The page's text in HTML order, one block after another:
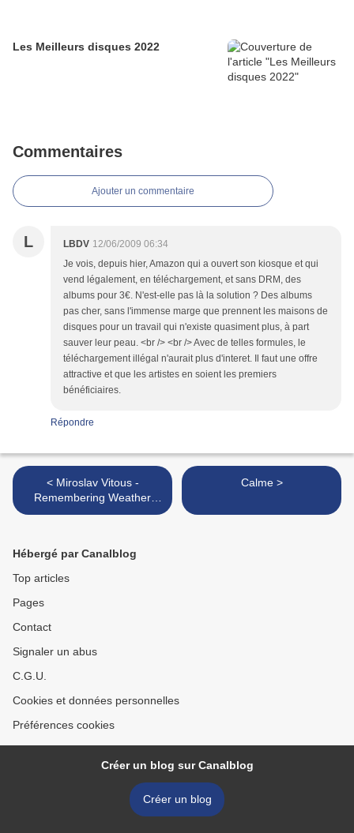
Les Meilleurs disques 2022
Commentaires
Ajouter un commentaire
L LBDV 12/06/2009 06:34
Je vois, depuis hier, Amazon qui a ouvert son kiosque et qui
vend légalement, en téléchargement, et sans DRM, des
albums pour 3€. N'est-elle pas là la solution ? Des albums
pas cher, sans l'immense marge que prennent les maisons de
disques pour un travail qui n'existe quasiment plus, à part
sauver leur peau. <br /> <br /> Avec de telles formules, le
téléchargement illégal n'aurait plus d'interet. Il faut une offre
attractive et que les artistes en soient les premiers
bénéficiaires.
Répondre
< Miroslav Vitous -
Remembering Weather
report
Calme >
Hébergé par Canalblog
Top articles
Pages
Contact
Signaler un abus
C.G.U.
Cookies et données personnelles
Préférences cookies
Créer un blog sur Canalblog
Créer un blog